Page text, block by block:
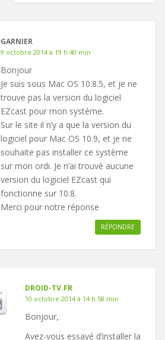
GARNIER
9 octobre 2014 à 19 h 40 min
Bonjour
Je suis sous Mac OS 10.8.5, et je ne
trouve pas la version du logiciel
EZcast pour mon système.
Sur le site il n’y a que la version du
logiciel pour Mac OS 10.9, et je ne
souhaite pas installer ce système
sur mon ordi. Je n’ai trouvé aucune
version du logiciel EZcast qui
fonctionne sur 10.8.
Merci pour notre réponse
RÉPONDRE
DROID-TV.FR
10 octobre 2014 à 14 h 58 min
Bonjour,
Avez-vous essayé d’installer la